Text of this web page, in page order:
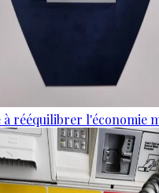
à rééquilibrer l'économie